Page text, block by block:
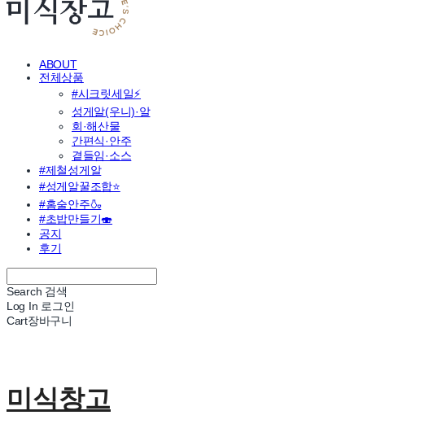
ABOUT
전체상품
#시크릿세일⚡
성게알(우니)·알
회·해산물
간편식·안주
곁들임·소스
#제철성게알
#성게알꿀조합⭐
#홈술안주🍶
#초밥만들기🍣
공지
후기
Search 검색
Log In 로그인
Cart장바구니
미식창고